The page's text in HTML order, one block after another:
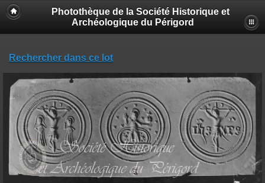
Photothèque de la Société Historique et
Archéologique du Périgord
Rechercher dans ce lot